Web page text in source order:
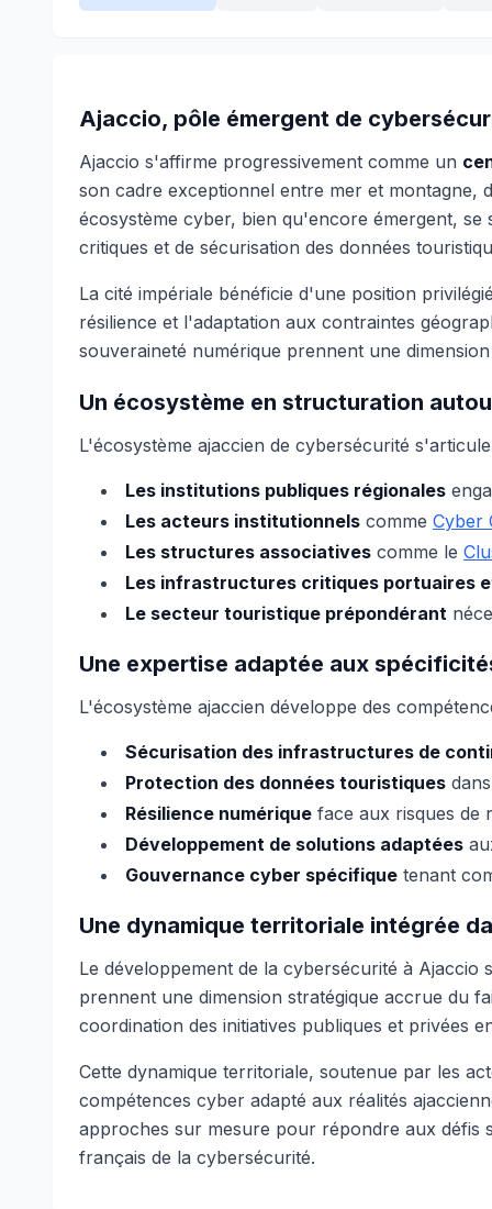
Ajaccio, pôle émergent de
Ajaccio s'affirme progressivement comme un
son cadre exceptionnel entre mer et montagne,
écosystème cyber, bien qu'encore émergent,
critiques et de sécurisation des données
La cité impériale bénéficie d'une position
résilience et l'adaptation aux contraintes
souveraineté numérique prennent une
Un écosystème en structuration
L'écosystème ajaccien de cybersécurité
Les institutions publiques régionales
Les acteurs institutionnels comme Cyber
Les structures associatives comme le
Les infrastructures critiques portuaires
Le secteur touristique prépondérant
Une expertise adaptée aux
L'écosystème ajaccien développe des
Sécurisation des infrastructures de
Protection des données touristiques
Résilience numérique face aux risques de
Développement de solutions adaptées
Gouvernance cyber spécifique tenant
Une dynamique territoriale intégrée
Le développement de la cybersécurité à
prennent une dimension stratégique accrue du
coordination des initiatives publiques et privées
Cette dynamique territoriale, soutenue par les
compétences cyber adapté aux réalités
approches sur mesure pour répondre aux défis
français de la cybersécurité.